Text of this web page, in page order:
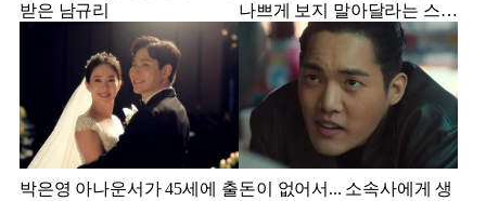
받은 남규리
나쁘게 보지 말아달라는 스타
강사 아내
박은영 아나운서가 45세에 출돈이 없어서... 소속사에게 생